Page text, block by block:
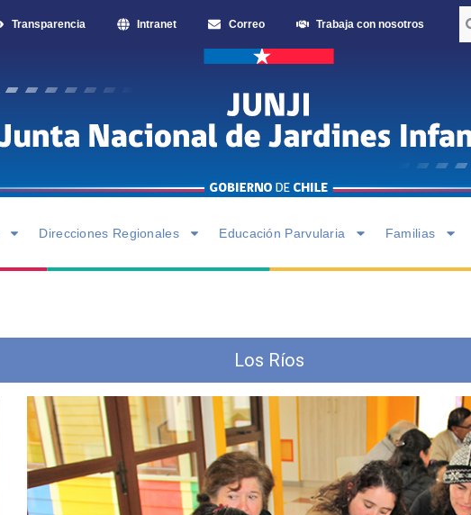
Transparencia Intranet Correo Trabaja con nosotros
Direcciones Regionales Educación Parvularia Familias
Los Ríos